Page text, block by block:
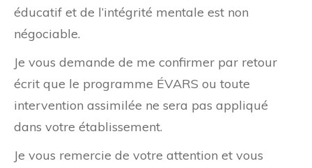
éducatif et de l’intégrité mentale est non
négociable.
Je vous demande de me confirmer par retour
écrit que le programme ÉVARS ou toute
intervention assimilée ne sera pas appliqué
dans votre établissement.
Je vous remercie de votre attention et vous